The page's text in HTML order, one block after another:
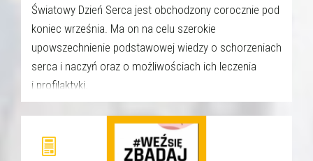
Światowy Dzień Serca jest obchodzony corocznie pod
koniec września. Ma on na celu szerokie
upowszechnienie podstawowej wiedzy o schorzeniach
serca i naczyń oraz o możliwościach ich leczenia
i profilaktyki.